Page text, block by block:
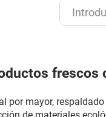
frescos
por mayor,